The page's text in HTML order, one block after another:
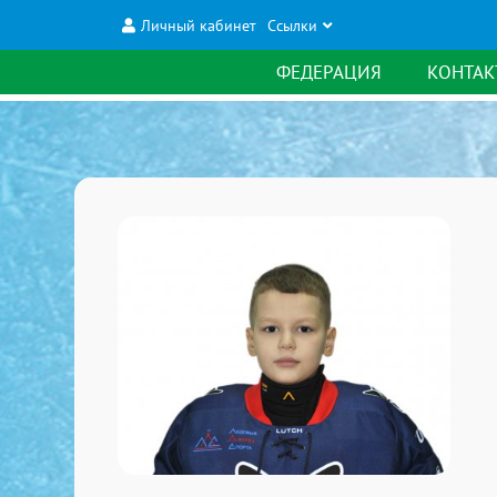
Личный кабинет Ссылки
ФЕДЕРАЦИЯ